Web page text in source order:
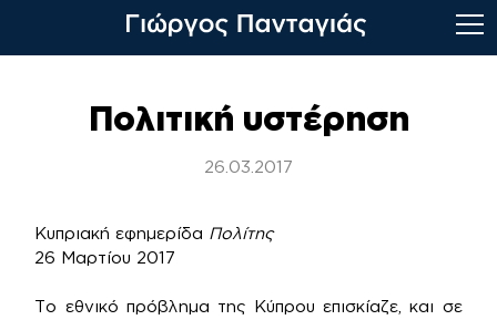
Πολιτική υστέρηση
26.03.2017
Κυπριακή εφημερίδα Πολίτης
26 Μαρτίου 2017
Το εθνικό πρόβλημα της Κύπρου επισκίαζε, και σε